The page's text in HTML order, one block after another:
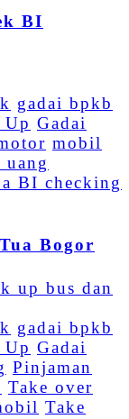
BI
gadai bpkb
Gadai
mobil
uang
BI checking
Bogor
gadai bpkb
Gadai
Pinjaman
Take over
Take